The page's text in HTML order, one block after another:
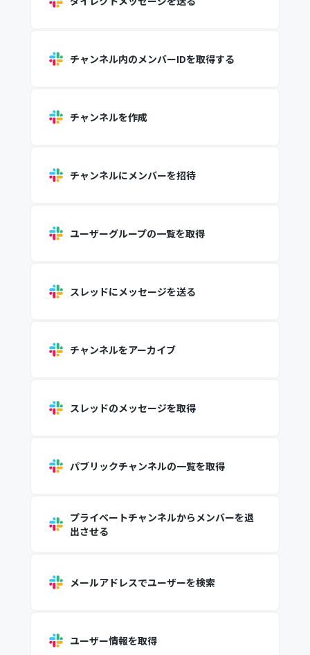
チャンネル内のメンバーIDを取得する
チャンネルを作成
チャンネルにメンバーを招待
ユーザーグループの一覧を取得
スレッドにメッセージを送る
チャンネルをアーカイブ
スレッドのメッセージを取得
パブリックチャンネルの一覧を取得
プライベートチャンネルからメンバーを退
出させる
メールアドレスでユーザーを検索
ユーザー情報を取得